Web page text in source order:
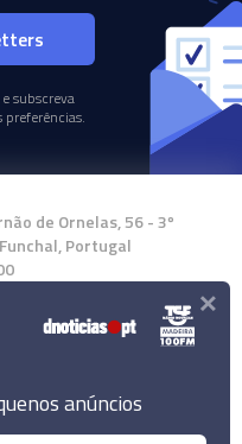
subscreva
preferências.
de Ornelas, 56 - 3º
Portugal
App
anúncios
×